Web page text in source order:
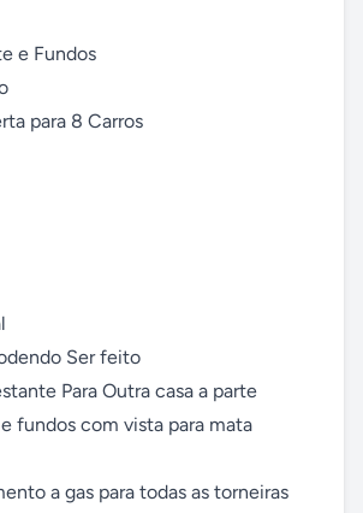
e Fundos
para 8 Carros
Ser feito
Para Outra casa a parte
fundos com vista para mata
a gas para todas as torneiras